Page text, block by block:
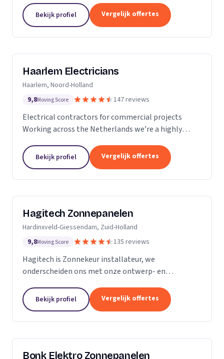
levertijden en we konden erg snel met hem...
Bekijk profiel Vergelijk offertes
Haarlem Electricians
Haarlem, Noord-Holland
9,8Moving Score 147 reviews
Electrical contractors for commercial projects
Working across the Netherlands we’re a highly
installation, repair and maintenance of electrical
works in...
Bekijk profiel Vergelijk offertes
Hagitech Zonnepanelen
Hardinxveld-Giessendam, Zuid-Holland
9,8Moving Score 135 reviews
Hagitech is Zonnekeur installateur, we
onderscheiden ons met onze ontwerp- en
degelijke en nette montage, en ruime ervaring met
BIPV (indak) systemen. Wij...
Bekijk profiel Vergelijk offertes
Bonk Elektro Zonnepanelen